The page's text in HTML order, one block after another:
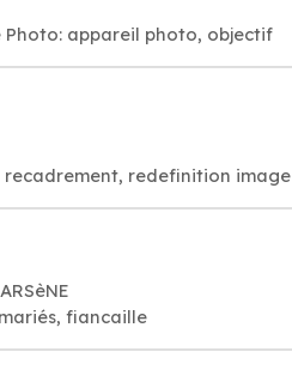
appareil photo, objectif
redefinition image
fiancaille